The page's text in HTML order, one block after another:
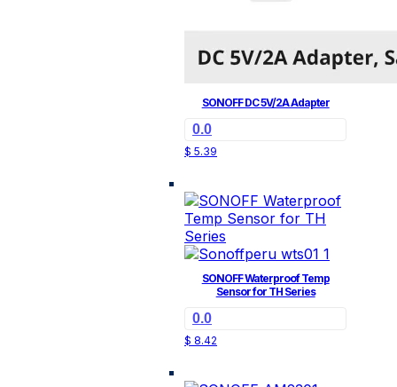
SONOFF DC 5V/2A Adapter
0.0
$ 5.39
múltiples
variantes.
Las
opciones
se
pueden
SONOFF Waterproof Temp
Sensor for TH Series
0.0
$ 8.42